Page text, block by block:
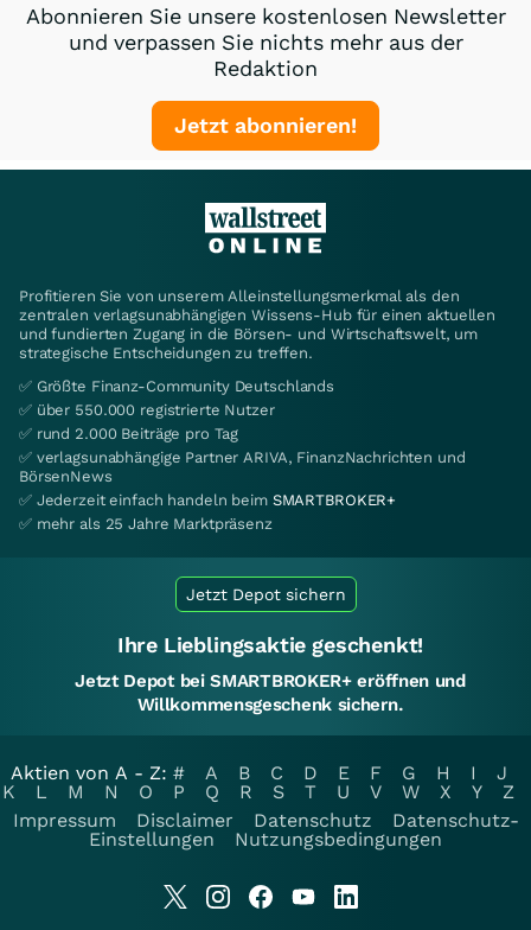
Abonnieren Sie unsere kostenlosen Newsletter
und verpassen Sie nichts mehr aus der
Redaktion
Jetzt abonnieren!
Profitieren Sie von unserem Alleinstellungsmerkmal als den
zentralen verlagsunabhängigen Wissens-Hub für einen aktuellen
und fundierten Zugang in die Börsen- und Wirtschaftswelt, um
strategische Entscheidungen zu treffen.
✅ Größte Finanz-Community Deutschlands
✅ über 550.000 registrierte Nutzer
✅ rund 2.000 Beiträge pro Tag
✅ verlagsunabhängige Partner ARIVA, FinanzNachrichten und
BörsenNews
✅ Jederzeit einfach handeln beim SMARTBROKER+
✅ mehr als 25 Jahre Marktpräsenz
Jetzt Depot sichern
Ihre Lieblingsaktie geschenkt!
Jetzt Depot bei SMARTBROKER+ eröffnen und
Willkommensgeschenk sichern.
Aktien von A - Z: # A B C D E F G H I
J
K
L M N O P Q R S T U V W X Y
Z
Impressum
Disclaimer Datenschutz
Datenschutz-
Einstellungen
Nutzungsbedingungen